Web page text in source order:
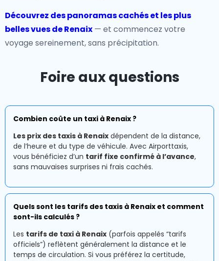
Découvrez des panoramas cachés et les plus
belles vues de Renaix — et commencez votre
voyage sereinement, sans précipitation.
Foire aux questions
Combien coûte un taxi à Renaix ?
Les prix des taxis à Renaix dépendent de la distance,
de l’heure et du type de véhicule. Avec Airporttaxis,
vous bénéficiez d’un tarif fixe confirmé à l’avance,
sans mauvaises surprises ni frais cachés.
Quels sont les tarifs des taxis à Renaix et comment
sont-ils calculés ?
Les tarifs de taxi à Renaix (parfois appelés “tarifs
officiels”) reflètent généralement la distance et le
temps de circulation. Si vous préférez la certitude,